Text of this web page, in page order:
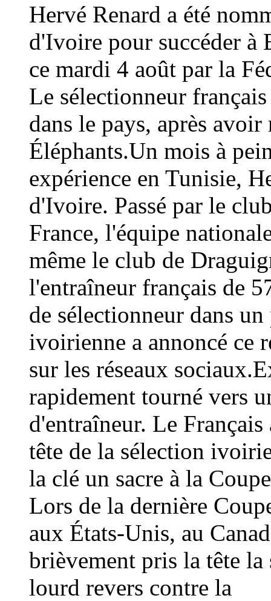
Hervé Renard a été
d'Ivoire pour succéder à
ce mardi 4 août par la
Le sélectionneur
dans le pays, après
Éléphants.Un mois à
expérience en Tunisie,
d'Ivoire. Passé par le
France, l'équipe
même le club de
l'entraîneur français de
de sélectionneur dans
ivoirienne a annoncé ce
sur les réseaux
rapidement tourné vers
d'entraîneur. Le
tête de la sélection
la clé un sacre à la
Lors de la dernière
aux États-Unis, au
brièvement pris la tête
lourd revers contre la